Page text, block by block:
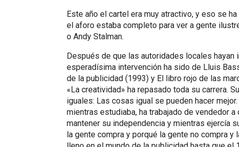
Este año el cartel era muy atractivo, y eso se
el aforo estaba completo para ver a gente
o Andy Stalman.
Después de que las autoridades locales hayan
esperadísima intervención ha sido de Lluis
de la publicidad (1993) y El libro rojo de las
«La creatividad» ha repasado toda su carrera.
iguales: Las cosas igual se pueden hacer
mientras estudiaba, ha trabajado de vendedor
mantener su independencia y mientras ejercía
la gente compra y porqué la gente no compra